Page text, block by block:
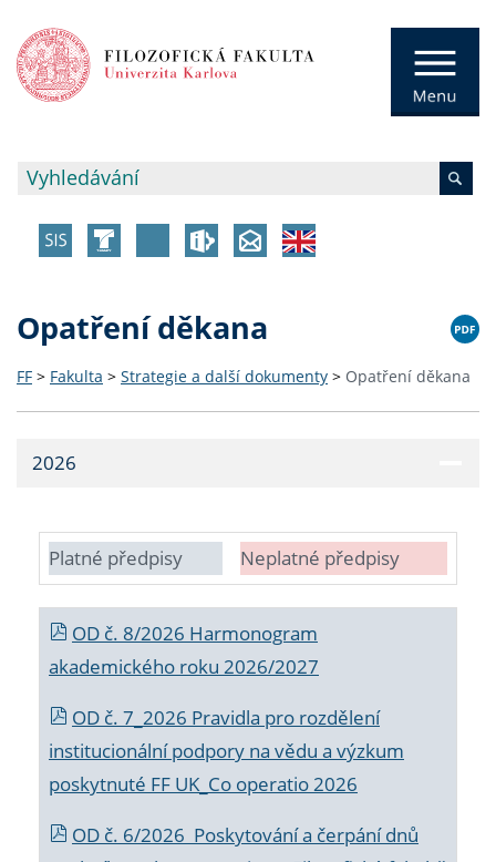
Opatření děkana
FF > Fakulta > Strategie a další dokumenty > Opatření děkana
2026
Platné předpisy Neplatné předpisy
OD č. 8/2026 Harmonogram
akademického roku 2026/2027
OD č. 7_2026 Pravidla pro rozdělení
institucionální podpory na vědu a výzkum
poskytnuté FF UK_Co operatio 2026
OD č. 6/2026 Poskytování a čerpání dnů